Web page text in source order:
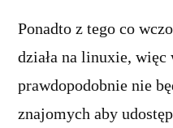
Ponadto z tego co
działa na linuxie, więc
prawdopodobnie nie
znajomych aby